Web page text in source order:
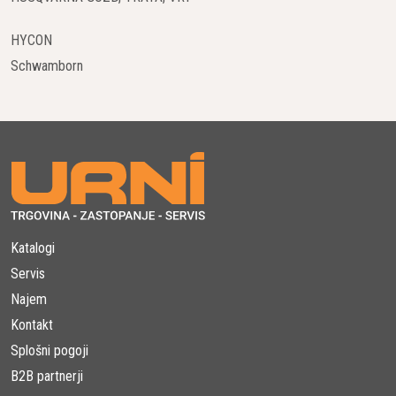
sistem, ki preprečuje pregrevanje in podaljšuje življenjsko
5. Specializirane Krone:
Obstajajo tudi specializirane diamantne vrtalne krone za
določene aplikacije, kot so suho vrtanje, vrtanje skozi ojačane
6. Trajnost in Učinkovitost:
Diamantne vrtalne krone so znane po svoji trajnosti in
učinkovitosti pri vrtanju trdih materialov. Kvalitetne krone
zagotavljajo hitro in natančno vrtanje brez izgube ostrine.
HYCON
Schwamborn
Katalogi
Servis
Najem
Kontakt
Splošni pogoji
B2B partnerji